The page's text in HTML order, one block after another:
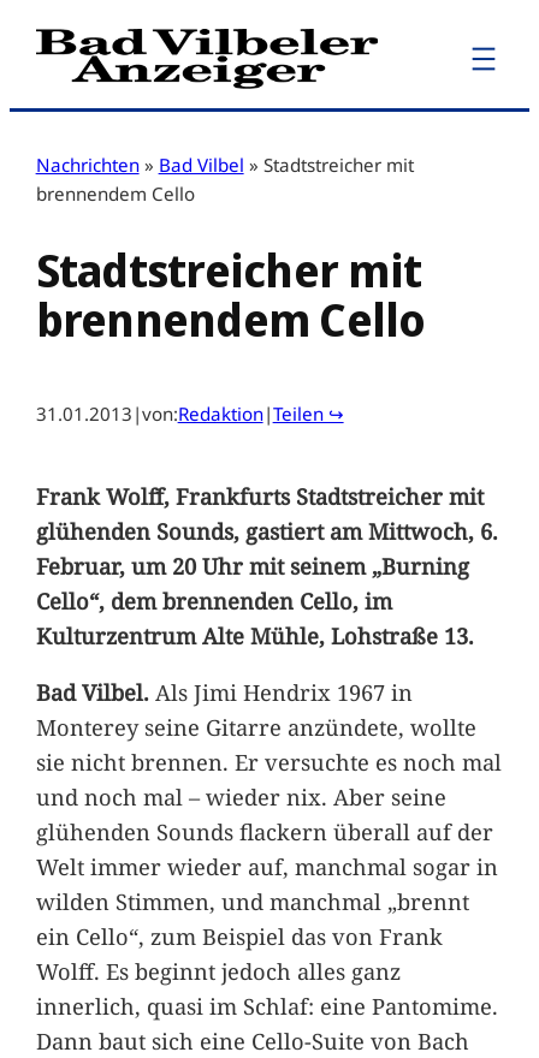
Zum
Inhalt
Nachrichten » Bad Vilbel » Stadtstreicher mit
brennendem Cello
Stadtstreicher mit
brennendem Cello
31.01.2013 |von:Redaktion|Teilen ↪
Frank Wolff, Frankfurts Stadtstreicher mit
glühenden Sounds, gastiert am Mittwoch, 6.
Februar, um 20 Uhr mit seinem „Burning
Cello“, dem brennenden Cello, im
Kulturzentrum Alte Mühle, Lohstraße 13.
Bad Vilbel.Als Jimi Hendrix 1967 in
Monterey seine Gitarre anzündete, wollte
sie nicht brennen. Er versuchte es noch mal
und noch mal – wieder nix. Aber seine
glühenden Sounds flackern überall auf der
Welt immer wieder auf, manchmal sogar in
wilden Stimmen, und manchmal „brennt
ein Cello“, zum Beispiel das von Frank
Wolff. Es beginnt jedoch alles ganz
innerlich, quasi im Schlaf: eine Pantomime.
Dann baut sich eine Cello-Suite von Bach